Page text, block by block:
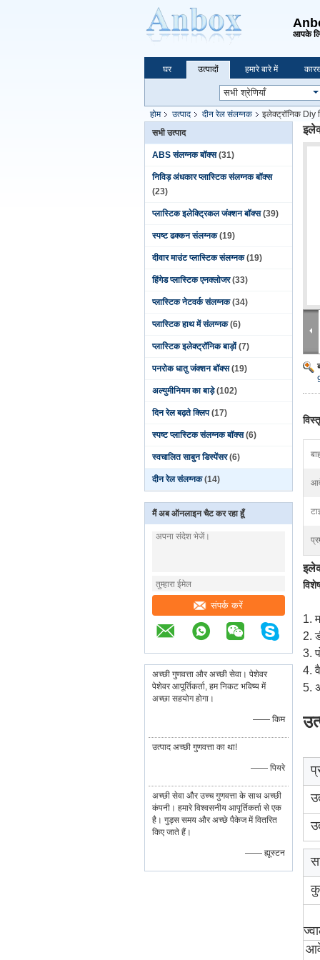
आपके
घर उत्पादों हमारे बारे में
होम उत्पाद दीन रेल संलग्नक
इलेक्ट्रॉनिक Diy
सभी उत्पाद
ABS संलग्नक बॉक्स (31)
निविड़ अंधकार प्लास्टिक संलग्नक बॉक्स
(23)
प्लास्टिक इलेक्ट्रिकल जंक्शन बॉक्स (39)
स्पष्ट ढक्कन संलग्नक (19)
दीवार माउंट प्लास्टिक संलग्नक (19)
हिंगेड प्लास्टिक एनक्लोजर (33)
प्लास्टिक नेटवर्क संलग्नक (34)
प्लास्टिक हाथ में संलग्नक (6)
प्लास्टिक इलेक्ट्रॉनिक बाड़ों (7)
पनरोक धातु जंक्शन बॉक्स (19)
अल्युमीनियम का बाड़े (102)
दिन रेल बढ़ते क्लिप (17)
स्पष्ट प्लास्टिक संलग्नक बॉक्स (6)
स्वचालित साबुन डिस्पेंसर (6)
दीन रेल संलग्नक (14)
मैं अब ऑनलाइन चैट कर रहा हूँ
संपर्क करें
अच्छी गुणवत्ता और अच्छी सेवा। पेशेवर
पेशेवर आपूर्तिकर्ता, हम निकट भविष्य में
अच्छा सहयोग होगा।
—— किम
उत्पाद अच्छी गुणवत्ता का था!
—— पियरे
अच्छी सेवा और उच्च गुणवत्ता के साथ अच्छी
कंपनी। हमारे विश्वसनीय आपूर्तिकर्ता से एक
है। गुड्स समय और अच्छे पैकेज में वितरित
किए जाते हैं।
—— ह्यूस्टन
1.
2.
3.
4.
5.